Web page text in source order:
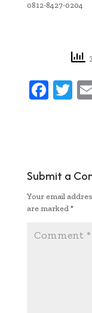
0812-8427-0204
F
oo
k
T
r
Submit a
Your email
are marked *